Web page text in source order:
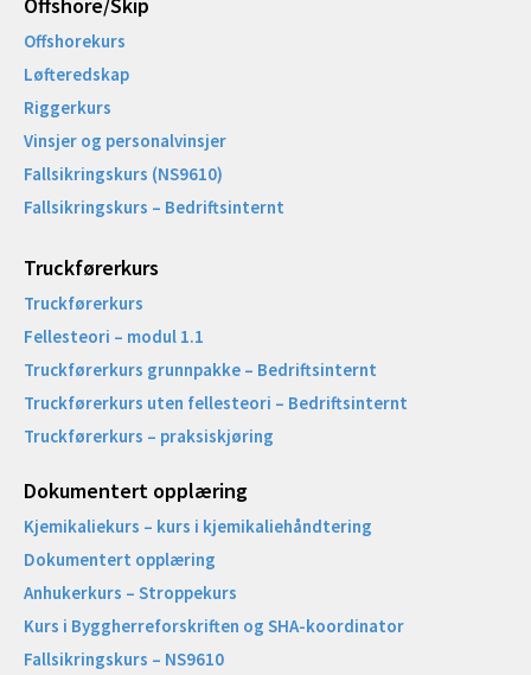
Offshorekurs
Løfteredskap
Riggerkurs
Vinsjer og personalvinsjer
Fallsikringskurs (NS9610)
Fallsikringskurs – Bedriftsinternt
Truckførerkurs
Truckførerkurs
Fellesteori – modul 1.1
Truckførerkurs grunnpakke – Bedriftsinternt
Truckførerkurs uten fellesteori – Bedriftsinternt
Truckførerkurs – praksiskjøring
Dokumentert opplæring
Kjemikaliekurs – kurs i kjemikaliehåndtering
Dokumentert opplæring
Anhukerkurs – Stroppekurs
Kurs i Byggherreforskriften og SHA-koordinator
Fallsikringskurs – NS9610